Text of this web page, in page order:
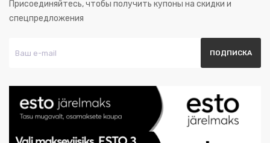
Присоединяйтесь, чтобы получить купоны на скидки и
спецпредложения